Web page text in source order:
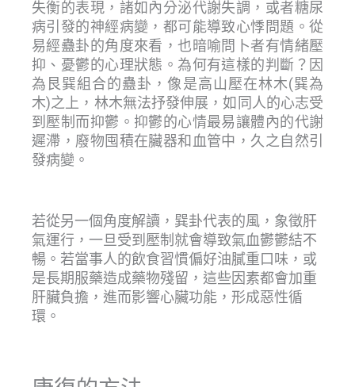
失衡的表現，諸如內分泌代謝失調，或者糖尿
病引發的神經病變，都可能導致心悸問題。從
易經蠱卦的角度來看，也暗喻問卜者有情緒壓
抑、憂鬱的心理狀態。為何有這樣的判斷？因
為艮巽組合的蠱卦，像是高山壓在林木(巽為
木)之上，林木無法抒發伸展，如同人的心志受
到壓制而抑鬱。抑鬱的心情最易讓體內的代謝
遲滯，廢物囤積在臟器和血管中，久之自然引
發病變。
若從另一個角度解讀，巽卦代表的風，象徵肝
氣運行，一旦受到壓制就會導致氣血鬱鬱結不
暢。若當事人的飲食習慣偏好油膩重口味，或
是長期服藥造成藥物殘留，這些因素都會加重
肝臟負擔，進而影響心臟功能，形成惡性循
環。